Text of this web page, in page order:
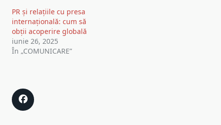
PR și relațiile cu presa
internațională: cum să
obții acoperire globală
iunie 26, 2025
În „COMUNICARE”